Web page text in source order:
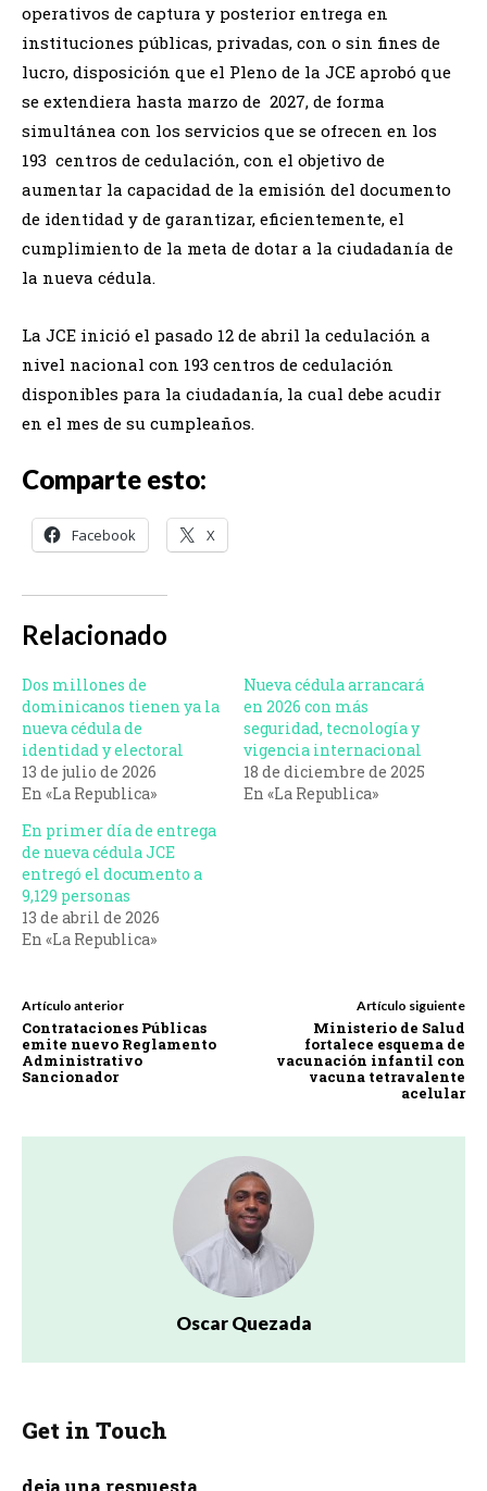
operativos de captura y posterior entrega en
instituciones públicas, privadas, con o sin fines de
lucro, disposición que el Pleno de la JCE aprobó que
se extendiera hasta marzo de 2027, de forma
simultánea con los servicios que se ofrecen en los
193 centros de cedulación, con el objetivo de
aumentar la capacidad de la emisión del documento
de identidad y de garantizar, eficientemente, el
cumplimiento de la meta de dotar a la ciudadanía de
la nueva cédula.
La JCE inició el pasado 12 de abril la cedulación a
nivel nacional con 193 centros de cedulación
disponibles para la ciudadanía, la cual debe acudir
en el mes de su cumpleaños.
Comparte esto:
Facebook X
Relacionado
Dos millones de
dominicanos tienen ya la
nueva cédula de
identidad y electoral
13 de julio de 2026
En «La Republica»
Nueva cédula arrancará
en 2026 con más
seguridad, tecnología y
vigencia internacional
18 de diciembre de 2025
En «La Republica»
En primer día de entrega
de nueva cédula JCE
entregó el documento a
9,129 personas
13 de abril de 2026
En «La Republica»
Artículo anterior
Contrataciones Públicas
emite nuevo Reglamento
Administrativo
Sancionador
Artículo siguiente
Ministerio de Salud
fortalece esquema de
vacunación infantil con
vacuna tetravalente
acelular
Oscar Quezada
Get in Touch
deja una respuesta